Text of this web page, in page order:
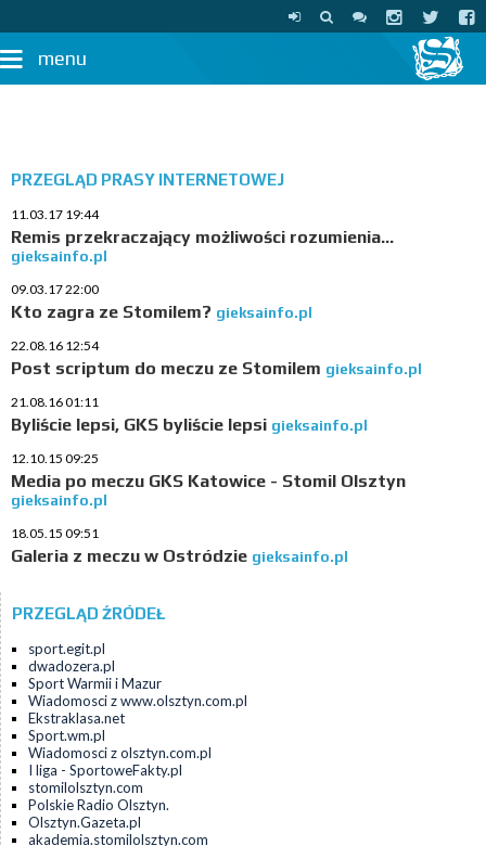
menu
PRZEGLĄD PRASY INTERNETOWEJ
11.03.17 19:44
Remis przekraczający możliwości rozumienia…
gieksainfo.pl
09.03.17 22:00
Kto zagra ze Stomilem? gieksainfo.pl
22.08.16 12:54
Post scriptum do meczu ze Stomilem gieksainfo.pl
21.08.16 01:11
Byliście lepsi, GKS byliście lepsi gieksainfo.pl
12.10.15 09:25
Media po meczu GKS Katowice - Stomil Olsztyn
gieksainfo.pl
18.05.15 09:51
Galeria z meczu w Ostródzie gieksainfo.pl
PRZEGLĄD ŹRÓDEŁ
sport.egit.pl
dwadozera.pl
Sport Warmii i Mazur
Wiadomosci z www.olsztyn.com.pl
Ekstraklasa.net
Sport.wm.pl
Wiadomosci z olsztyn.com.pl
I liga - SportoweFakty.pl
stomilolsztyn.com
Polskie Radio Olsztyn.
Olsztyn.Gazeta.pl
akademia.stomilolsztyn.com